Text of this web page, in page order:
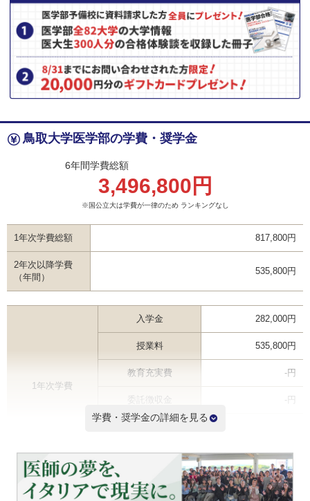
鳥取大学医学部の学費・奨学金
6年間学費総額
3,496,800円
※国公立大は学費が一律のため ランキングなし
1年次学費総額 817,800円
2年次以降学費
（年間）
535,800円
1年次学費
入学金 282,000円
授業料 535,800円
教育充実費 -円
委託徴収金 -円
合計 817,800円
2年次以降学費（年間） ※ 535,800円
学費・奨学金の詳細を見る